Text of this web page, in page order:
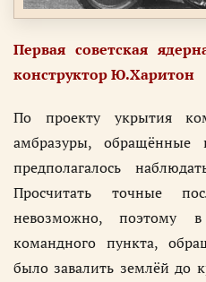
Первая советская
конструктор Ю.Харитон
По проекту укрытия
амбразуры, обращённые
предполагалось
Просчитать точные
невозможно, поэтому
командного пункта,
было завалить землёй до